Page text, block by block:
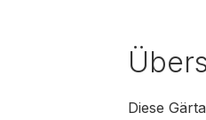
Diese